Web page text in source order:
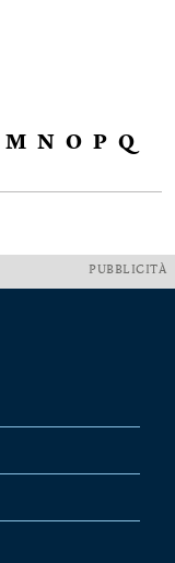
M N O P Q
PUBBLICITÀ